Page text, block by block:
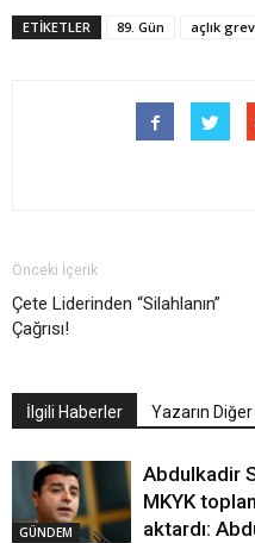
ETIKETLER 89. Gün açlık
Önceki İçerik
Çete Liderinden “Silahlanın”
Çağrısı!
İlgili Haberler Yazarın
GÜNDEM
Abdulkadir
MKYK
aktardı: